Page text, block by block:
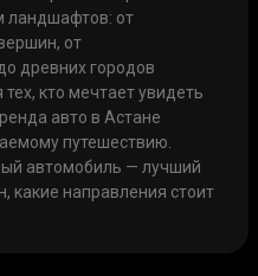
ландшафтов: от
от
древних городов
кто мечтает увидеть
авто в Астане
путешествию.
автомобиль — лучший
какие направления стоит